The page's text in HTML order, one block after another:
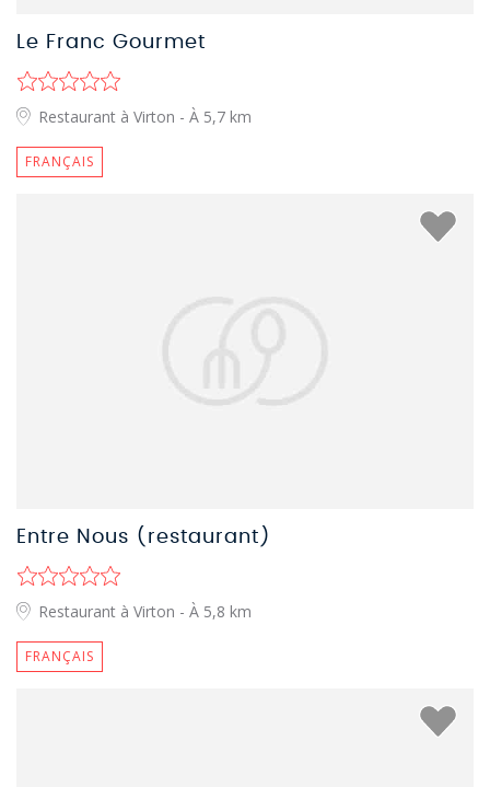
Le Franc Gourmet
Restaurant à Virton - À 5,7 km
FRANÇAIS
Entre Nous (restaurant)
Restaurant à Virton - À 5,8 km
FRANÇAIS